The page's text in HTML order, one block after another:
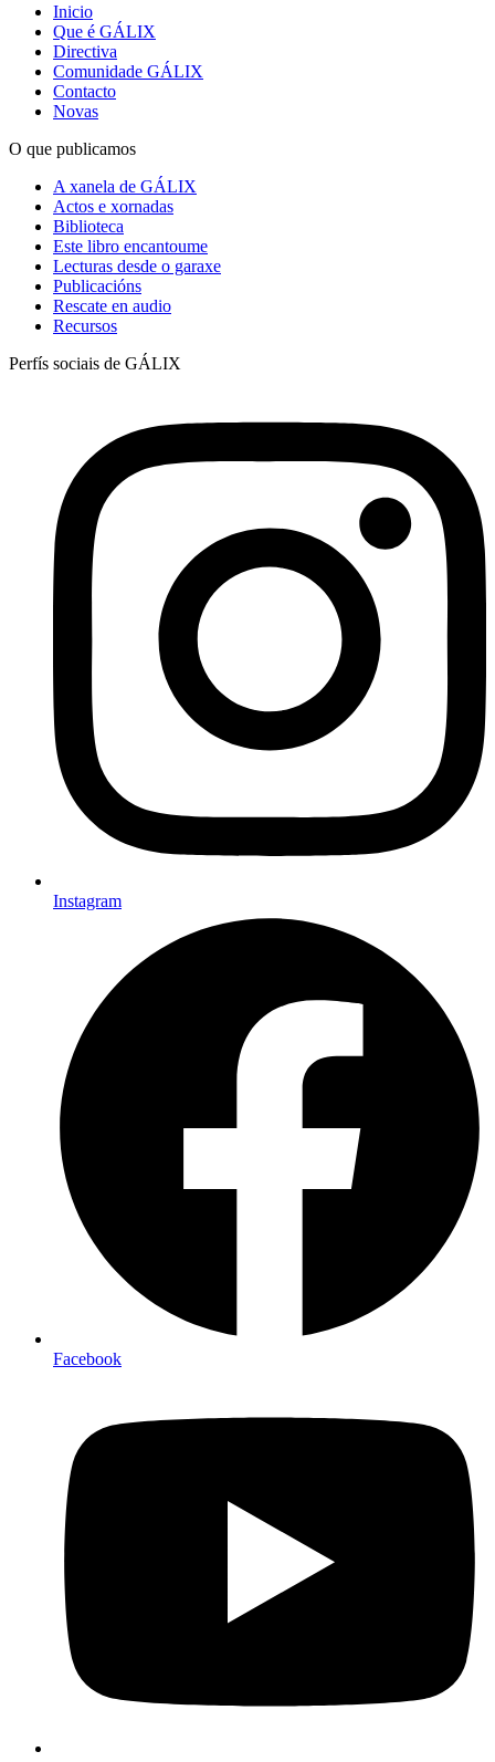
Inicio
Que é GÁLIX
Directiva
Comunidade GÁLIX
Contacto
Novas
O que publicamos
A xanela de GÁLIX
Actos e xornadas
Biblioteca
Este libro encantoume
Lecturas desde o garaxe
Publicacións
Rescate en audio
Recursos
Perfís sociais de GÁLIX
Instagram
Facebook